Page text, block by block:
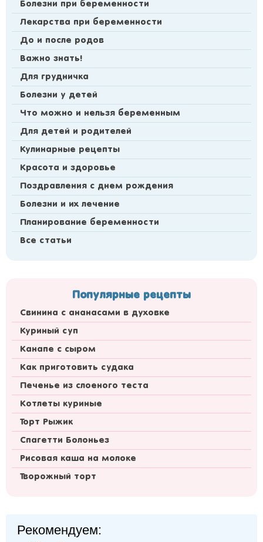
Болезни при беременности
Лекарства при беременности
До и после родов
Важно знать!
Для грудничка
Болезни у детей
Что можно и нельзя беременным
Для детей и родителей
Кулинарные рецепты
Красота и здоровье
Поздравления с днем рождения
Болезни и их лечение
Планирование беременности
Все статьи
Популярные рецепты
Свинина с ананасами в духовке
Куриный суп
Канапе с сыром
Как приготовить судака
Печенье из слоеного теста
Котлеты куриные
Торт Рыжик
Спагетти Болоньез
Рисовая каша на молоке
Творожный торт
Рекомендуем: